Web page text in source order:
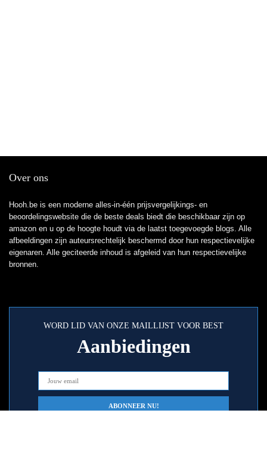
Over ons
Hooh.be is een moderne alles-in-één prijsvergelijkings- en
beoordelingswebsite die de beste deals biedt die beschikbaar zijn op
amazon en u op de hoogte houdt via de laatst toegevoegde blogs. Alle
afbeeldingen zijn auteursrechtelijk beschermd door hun respectievelijke
eigenaren. Alle geciteerde inhoud is afgeleid van hun respectievelijke
bronnen.
WORD LID VAN ONZE MAILLIJST VOOR BEST
Aanbiedingen